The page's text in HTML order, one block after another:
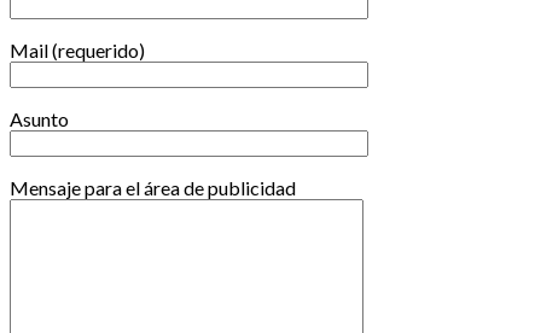
Mail (requerido)
Asunto
Mensaje para el área de publicidad